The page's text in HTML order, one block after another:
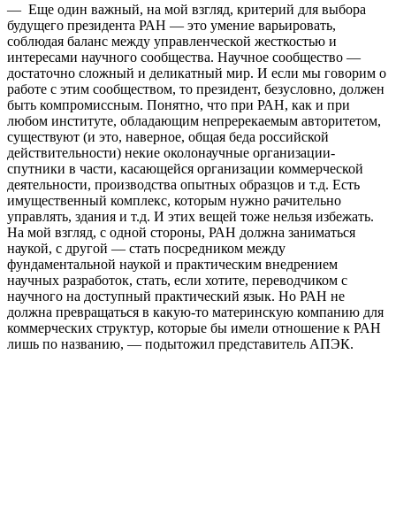
— Еще один важный, на мой взгляд, критерий для выбора
будущего президента РАН — это умение варьировать,
соблюдая баланс между управленческой жесткостью и
интересами научного сообщества. Научное сообщество —
достаточно сложный и деликатный мир. И если мы говорим о
работе с этим сообществом, то президент, безусловно, должен
быть компромиссным. Понятно, что при РАН, как и при
любом институте, обладающим непререкаемым авторитетом,
существуют (и это, наверное, общая беда российской
действительности) некие околонаучные организации-
спутники в части, касающейся организации коммерческой
деятельности, производства опытных образцов и т.д. Есть
имущественный комплекс, которым нужно рачительно
управлять, здания и т.д. И этих вещей тоже нельзя избежать.
На мой взгляд, с одной стороны, РАН должна заниматься
наукой, с другой — стать посредником между
фундаментальной наукой и практическим внедрением
научных разработок, стать, если хотите, переводчиком с
научного на доступный практический язык. Но РАН не
должна превращаться в какую-то материнскую компанию для
коммерческих структур, которые бы имели отношение к РАН
лишь по названию, — подытожил представитель АПЭК.